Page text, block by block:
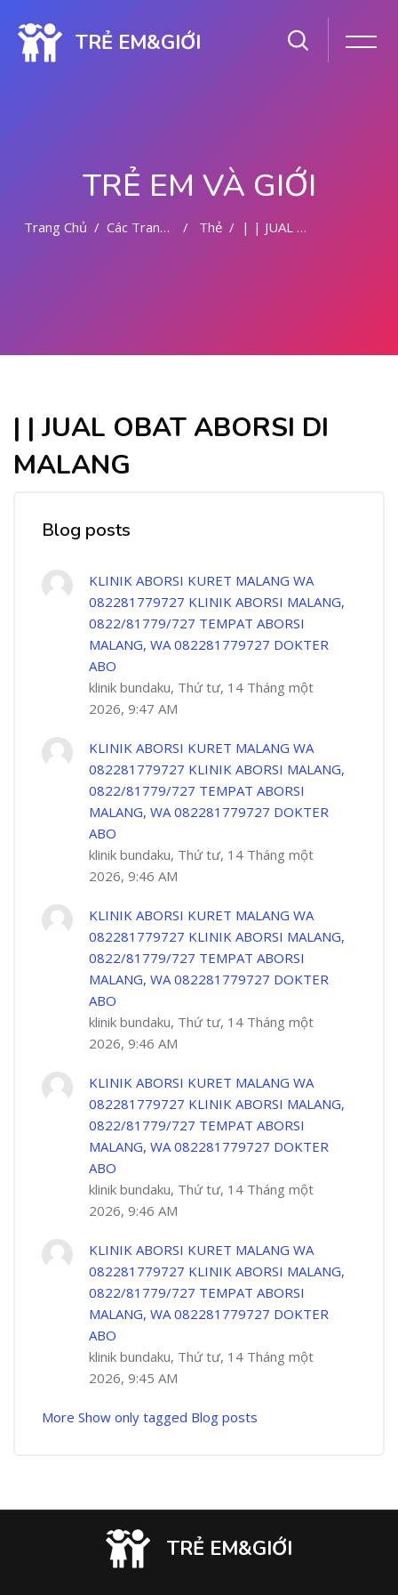
TRẺ EM&GIỚI
TRẺ EM VÀ GIỚI
Trang Chủ Các Trang Của Hệ Thống Thẻ | | JUAL OBAT ABORSI DI MALANG
| | JUAL OBAT ABORSI DI
MALANG
Blog posts
KLINIK ABORSI KURET MALANG WA
082281779727 KLINIK ABORSI MALANG,
0822/81779/727 TEMPAT ABORSI
MALANG, WA 082281779727 DOKTER
ABO
klinik bundaku, Thứ tư, 14 Tháng một
2026, 9:47 AM
KLINIK ABORSI KURET MALANG WA
082281779727 KLINIK ABORSI MALANG,
0822/81779/727 TEMPAT ABORSI
MALANG, WA 082281779727 DOKTER
ABO
klinik bundaku, Thứ tư, 14 Tháng một
2026, 9:46 AM
KLINIK ABORSI KURET MALANG WA
082281779727 KLINIK ABORSI MALANG,
0822/81779/727 TEMPAT ABORSI
MALANG, WA 082281779727 DOKTER
ABO
klinik bundaku, Thứ tư, 14 Tháng một
2026, 9:46 AM
KLINIK ABORSI KURET MALANG WA
082281779727 KLINIK ABORSI MALANG,
0822/81779/727 TEMPAT ABORSI
MALANG, WA 082281779727 DOKTER
ABO
klinik bundaku, Thứ tư, 14 Tháng một
2026, 9:46 AM
KLINIK ABORSI KURET MALANG WA
082281779727 KLINIK ABORSI MALANG,
0822/81779/727 TEMPAT ABORSI
MALANG, WA 082281779727 DOKTER
ABO
klinik bundaku, Thứ tư, 14 Tháng một
2026, 9:45 AM
More Show only tagged Blog posts
TRẺ EM&GIỚI